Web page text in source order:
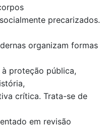
precarizados.
organizam formas
proteção pública,
crítica. Trata-se de
em revisão